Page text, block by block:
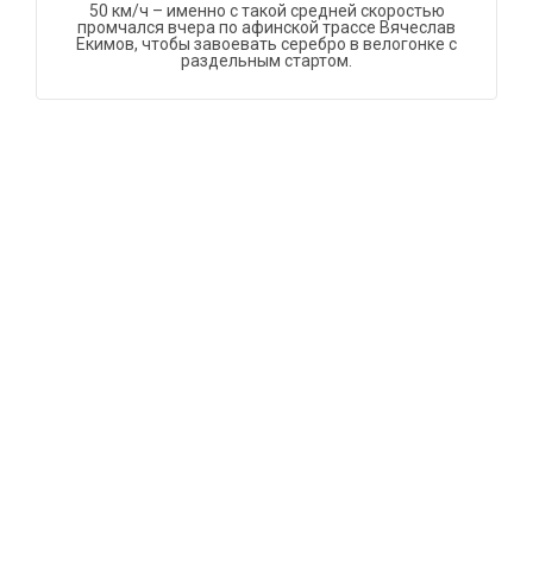
50 км/ч – именно с такой средней скоростью
промчался вчера по афинской трассе Вячеслав
Екимов, чтобы завоевать серебро в велогонке с
раздельным стартом.